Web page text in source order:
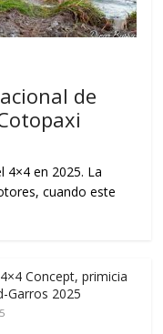
de
4×4 en 2025. La
cuando este
Concept, primicia
Garros 2025